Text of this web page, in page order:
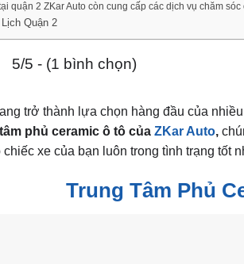
quận 2 ZKar Auto còn cung cấp các dịch vụ chăm
Quận 2
5/5 - (1 bình chọn)
trở thành lựa chọn hàng đầu của
phủ ceramic ô tô của ZKar Auto,
xe của bạn luôn trong tình trạng tốt
Trung Tâm Phủ